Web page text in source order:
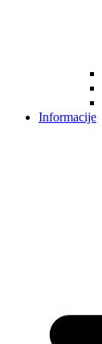
Informacije